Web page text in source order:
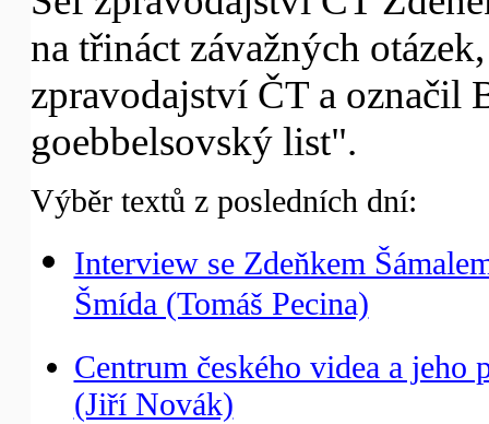
na třináct závažných
zpravodajství ČT a označil
goebbelsovský list".
Výběr textů z posledních dní:
Interview se Zdeňkem
Šmída (Tomáš Pecina)
Centrum českého videa a jeho
(Jiří Novák)